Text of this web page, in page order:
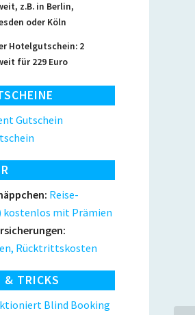
z.B. in Berlin,
oder Köln
Hotelgutschein: 2
für 229 Euro
Gutschein
Reise-
mit Prämien
Rücktrittskosten
& TRICKS
Blind Booking